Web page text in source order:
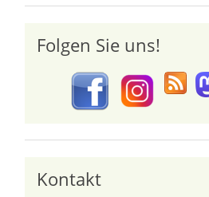
Folgen Sie uns!
Kontakt